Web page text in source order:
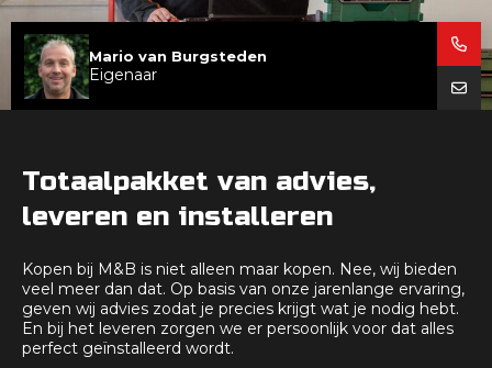
Mario van Burgsteden
Eigenaar
Totaalpakket van advies,
leveren en installeren
Kopen bij M&B is niet alleen maar kopen. Nee, wij bieden
veel meer dan dat. Op basis van onze jarenlange ervaring,
geven wij advies zodat je precies krijgt wat je nodig hebt.
En bij het leveren zorgen we er persoonlijk voor dat alles
perfect geïnstalleerd wordt.